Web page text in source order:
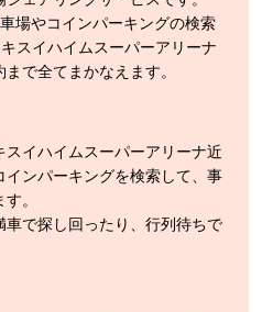
場やコインパーキングの検索
スイハイムスーパーアリーナ
で全てまかなえます。
スイハイムスーパーアリーナ近
インパーキングを検索して、事
。
で探し回ったり、行列待ちで